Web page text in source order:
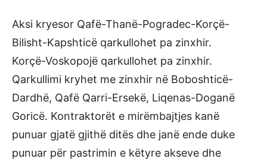
Aksi kryesor Qafë-Thanë-Pogradec-Korçë-
Bilisht-Kapshticë qarkullohet pa zinxhir.
Korçë-Voskopojë qarkullohet pa zinxhir.
Qarkullimi kryhet me zinxhir në Boboshticë-
Dardhë, Qafë Qarri-Ersekë, Liqenas-Doganë
Goricë. Kontraktorët e mirëmbajtjes kanë
punuar gjatë gjithë ditës dhe janë ende duke
punuar për pastrimin e këtyre akseve dhe